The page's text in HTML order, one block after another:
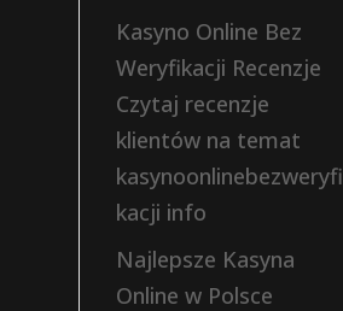
Kasyno Online Bez
Weryfikacji Recenzje
Czytaj recenzje
klientów na temat
kasynoonlinebezweryfi
kacji info
Najlepsze Kasyna
Online w Polsce